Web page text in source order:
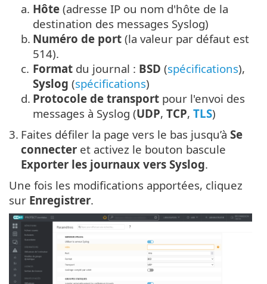
a. Hôte (adresse IP ou nom d'hôte de la
destination des messages Syslog)
b. Numéro de port (la valeur par défaut est
514).
c. Format du journal : BSD (spécifications),
Syslog (spécifications)
d. Protocole de transport pour l'envoi des
messages à Syslog (UDP, TCP, TLS)
3. Faites défiler la page vers le bas jusqu’à Se
connecter et activez le bouton bascule
Exporter les journaux vers Syslog.
Une fois les modifications apportées, cliquez
sur Enregistrer.